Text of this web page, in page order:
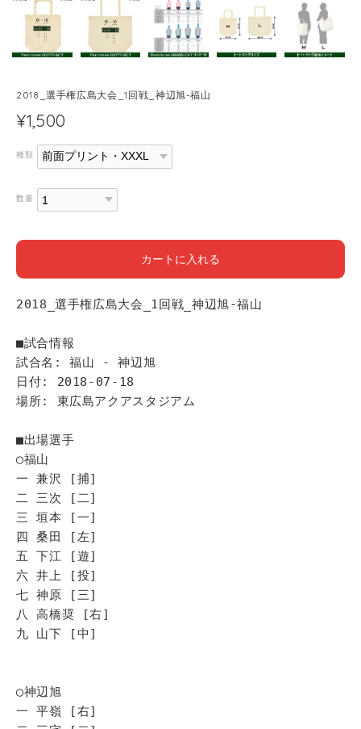
2018_選手権広島大会_1回戦_神辺旭-福山
¥1,500
種類
数量
カートに入れる
2018_選手権広島大会_1回戦_神辺旭-福山
■試合情報
試合名: 福山 - 神辺旭
日付: 2018-07-18
場所: 東広島アクアスタジアム
■出場選手
◯福山
一 兼沢 [捕]
二 三次 [二]
三 垣本 [一]
四 桑田 [左]
五 下江 [遊]
六 井上 [投]
七 神原 [三]
八 高橋奨 [右]
九 山下 [中]
◯神辺旭
一 平嶺 [右]